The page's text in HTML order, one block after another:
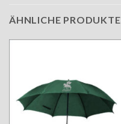
ÄHNLICHE PRODUKTE